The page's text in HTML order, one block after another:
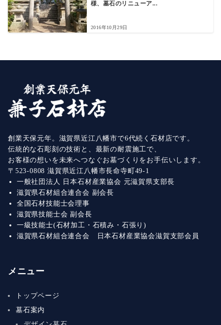
様、墓石のリニューア...
2016年10月29日
創業天保元年。滋賀県近江八幡市で6代続く石材店です。
伝統的な石彫刻の技術と、最新の耐震施工で、
お客様の想いを未来へつなぐお墓づくりをお手伝いします。
〒523-0808 滋賀県近江八幡市長命寺町49-1
一般社団法人 日本石材産業協会 元滋賀県支部長
滋賀県石材組合連合会 副会長
全国石材技能士会理事
滋賀県技能士会 副会長
一級技能士(石材加工・石積み・石張り)
滋賀県石材組合連合会 日本石材産業協会滋賀支部会員
メニュー
トップページ
墓石案内